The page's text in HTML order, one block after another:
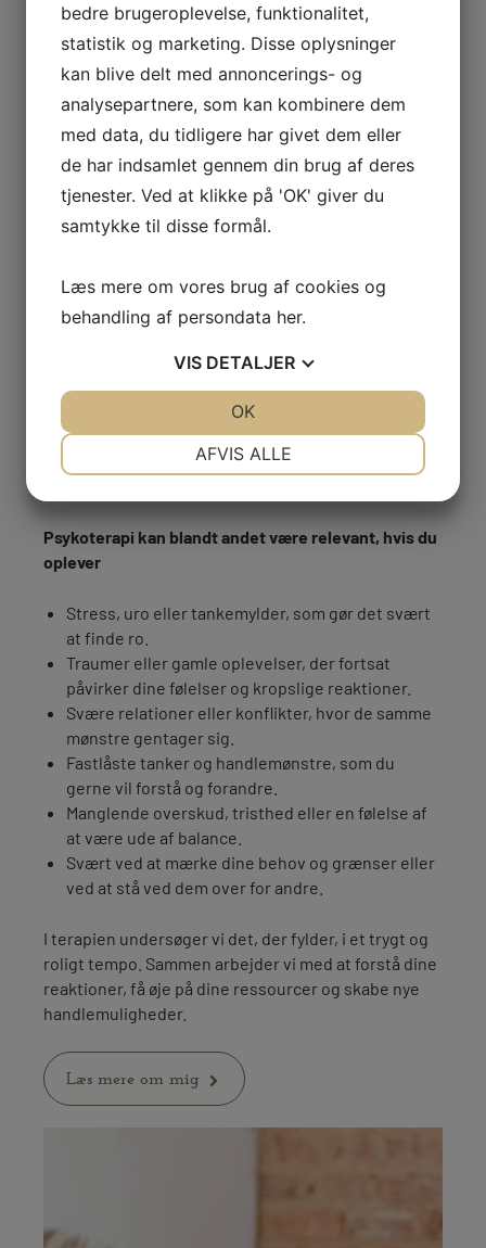
hvis du har spørgsmål om klinikkerne, adgang
eller parkering.
Book tid til psykoterapi
Skab ro og nye handlemuligheder
Mange søger psykoterapi, når noget begynder at
fylde så meget, at det påvirker hverdagen,
relationerne eller kontakten til dem selv. Du behøver
ikke kunne forklare præcist, hvad der er galt, før vi
Psykoterapi kan blandt andet være relevant, hvis du
oplever
Stress, uro eller tankemylder, som gør det svært
at finde ro.
Traumer eller gamle oplevelser, der fortsat
påvirker dine følelser og kropslige reaktioner.
Svære relationer eller konflikter, hvor de samme
mønstre gentager sig.
Fastlåste tanker og handlemønstre, som du
gerne vil forstå og forandre.
Manglende overskud, tristhed eller en følelse af
at være ude af balance.
Svært ved at mærke dine behov og grænser eller
ved at stå ved dem over for andre.
I terapien undersøger vi det, der fylder, i et trygt og
roligt tempo. Sammen arbejder vi med at forstå dine
reaktioner, få øje på dine ressourcer og skabe nye
handlemuligheder.
Læs mere om mig
bedre brugeroplevelse, funktionalitet,
statistik og marketing. Disse oplysninger
kan blive delt med annoncerings- og
analysepartnere, som kan kombinere dem
med data, du tidligere har givet dem eller
de har indsamlet gennem din brug af deres
tjenester. Ved at klikke på 'OK' giver du
samtykke til disse formål.
Læs mere om vores brug af cookies og
behandling af persondata her.
VIS DETALJER
AFVIS ALLE
OK